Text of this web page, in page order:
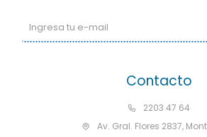
Contacto
2203 47 64
Av. Gral. Flores 2837,